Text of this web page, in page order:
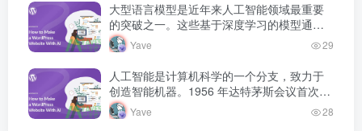
大型语言模型是近年来人工智能领域最重要
的突破之一。这些基于深度学习的模型通过
海量文本数据的预训练，获得了强大的语言
理解和生成能力，正在深刻改变人机交互的
方式。
Yave 29
人工智能是计算机科学的一个分支，致力于
创造智能机器。1956 年达特茅斯会议首次提
出人工智能概念，此后经历多次发展高潮和
低谷，如今深度学习技术将 AI 推…
Yave 28